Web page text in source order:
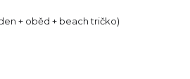
+ oběd + beach tričko)